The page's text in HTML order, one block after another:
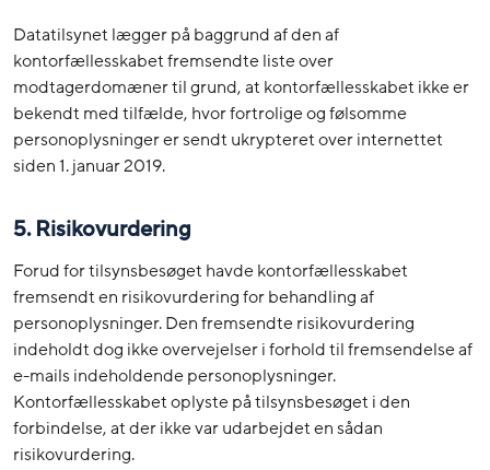
Datatilsynet lægger på baggrund af den af
kontorfællesskabet fremsendte liste over
modtagerdomæner til grund, at kontorfællesskabet ikke er
bekendt med tilfælde, hvor fortrolige og følsomme
personoplysninger er sendt ukrypteret over internettet
siden 1. januar 2019.
5.Risikovurdering
Forud for tilsynsbesøget havde kontorfællesskabet
fremsendt en risikovurdering for behandling af
personoplysninger. Den fremsendte risikovurdering
indeholdt dog ikke overvejelser i forhold til fremsendelse af
e-mails indeholdende personoplysninger.
Kontorfællesskabet oplyste på tilsynsbesøget i den
forbindelse, at der ikke var udarbejdet en sådan
risikovurdering.